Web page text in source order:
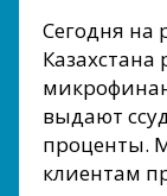
Сегодня на
Казахстана
выдают
проценты.
клиентам